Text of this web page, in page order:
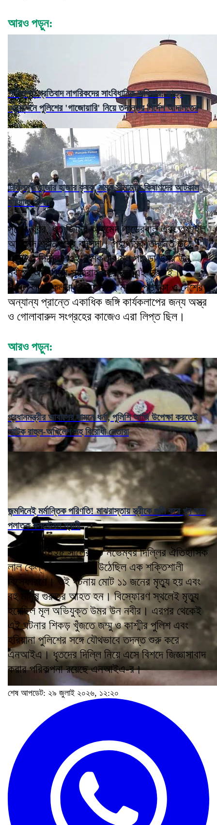
আরও পড়ুন:
শান্তিপূর্ণ প্রতিবাদ নাগরিকদের সাংবিধানিক অধিকার: ছাত্র
আন্দোলনে পুলিশের 'গাজোয়ারি' নিয়ে তদন্তের নির্দেশ আদালতের
দিল্লিমুখী হাজার হাজার কৃষক, শম্ভু সীমান্তে কিষাণদের আটকাল
হরিয়ানা পুলিশ
সূত্রে খবর, ধৃত জিমির আহমেদ গান্ডেরবাল এবং তুফাইল
আহমেদ শ্রীনগরের বাসিন্দা। প্রাথমিক তদন্তে উঠে
এসেছে, দিল্লির ওই নাশকতার মূল পাণ্ডা উমর উন
নবীকে অস্ত্রশস্ত্র সরবরাহ করেছিল এই দুজনই।
কেবল লাল কেল্লা বিস্ফোরণই নয়, উপত্যকা ও দেশের
অন্যান্য প্রান্তে একাধিক জঙ্গি কার্যকলাপের জন্য অস্ত্র
ও গোলাবারুদ সংগ্রহের কাজেও এরা লিপ্ত ছিল।
আরও পড়ুন:
প্রধানমন্ত্রীর আবাসের সামনে ধর্না, পুলিশি আর্জি উপেক্ষা করতেই
আটক রাহুল-অখিলেশ সহ বিরোধী নেতারা
জন্মদিনেই মর্মান্তিক পরিণতি! মাঝরাস্তায় স্ত্রীকে গুলি করে খুন করে
পলাতক কনস্টেবল স্বামী
প্রসঙ্গত, ২০২৫ সালের ১০ নভেম্বর দিল্লির ঐতিহাসিক
লাল কেল্লা চত্বর কেঁপে উঠেছিল এক শক্তিশালী
বিস্ফোরণে। ওই ঘটনায় মোট ১১ জনের মৃত্যু হয় এবং
বহু মানুষ গুরুতর আহত হন। বিস্ফোরণ স্থলেই মৃত্যু
হয়েছিল মূল অভিযুক্ত উমর উন নবীর। এরপর থেকেই
এই ঘটনার শিকড় খুঁজতে জম্মু ও কাশ্মীর পুলিশ এবং
হরিয়ানা পুলিশের সঙ্গে যৌথভাবে তদন্ত শুরু করে
এনআইএ। ধৃতদের দিল্লি নিয়ে এসে বিশদে জিজ্ঞাসাবাদ
করার পরিকল্পনা রয়েছে এনআইএ-র।
শেষ আপডেট: ২৯ জুলাই ২০২৬, ১২:২০